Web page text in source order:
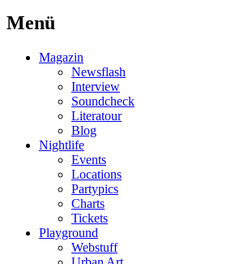
Menü
Magazin
Newsflash
Interview
Soundcheck
Literatour
Blog
Nightlife
Events
Locations
Partypics
Charts
Tickets
Playground
Webstuff